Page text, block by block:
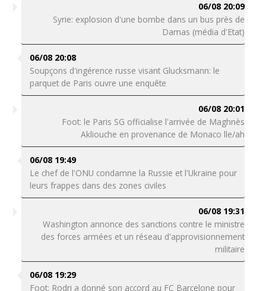
06/08 20:09
Syrie: explosion d'une bombe dans un bus près de
Damas (média d'Etat)
06/08 20:08
Soupçons d'ingérence russe visant Glucksmann: le
parquet de Paris ouvre une enquête
06/08 20:01
Foot: le Paris SG officialise l'arrivée de Maghnès
Akliouche en provenance de Monaco lle/ah
06/08 19:49
Le chef de l'ONU condamne la Russie et l'Ukraine pour
leurs frappes dans des zones civiles
06/08 19:31
Washington annonce des sanctions contre le ministre
des forces armées et un réseau d'approvisionnement
militaire
06/08 19:29
Foot: Rodri a donné son accord au FC Barcelone pour